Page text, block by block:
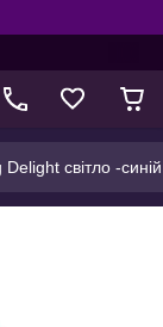
світло -синій